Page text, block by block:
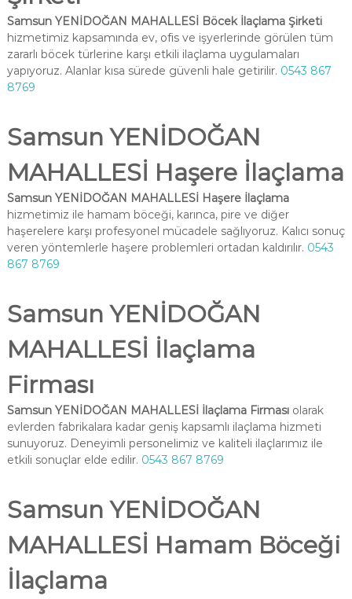
Samsun YENİDOĞAN MAHALLESİ Böcek İlaçlama Şirketi
hizmetimiz kapsamında ev, ofis ve işyerlerinde görülen tüm
zararlı böcek türlerine karşı etkili ilaçlama uygulamaları
yapıyoruz. Alanlar kısa sürede güvenli hale getirilir. 0543 867
8769
Samsun YENİDOĞAN
MAHALLESİ Haşere İlaçlama
Samsun YENİDOĞAN MAHALLESİ Haşere İlaçlama
hizmetimiz ile hamam böceği, karınca, pire ve diğer
haşerelere karşı profesyonel mücadele sağlıyoruz. Kalıcı sonuç
veren yöntemlerle haşere problemleri ortadan kaldırılır. 0543
867 8769
Samsun YENİDOĞAN
MAHALLESİ İlaçlama
Firması
Samsun YENİDOĞAN MAHALLESİ İlaçlama Firmasıolarak
evlerden fabrikalara kadar geniş kapsamlı ilaçlama hizmeti
sunuyoruz. Deneyimli personelimiz ve kaliteli ilaçlarımız ile
etkili sonuçlar elde edilir. 0543 867 8769
Samsun YENİDOĞAN
MAHALLESİ Hamam Böceği
İlaçlama